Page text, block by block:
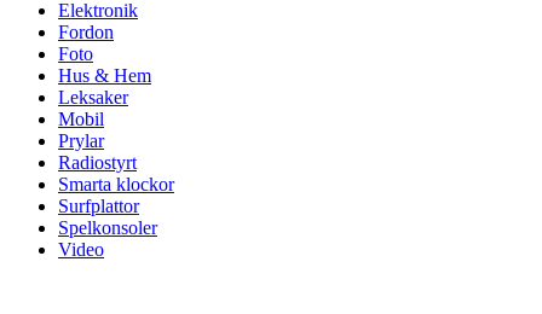
Elektronik
Fordon
Foto
Hus & Hem
Leksaker
Mobil
Prylar
Radiostyrt
Smarta klockor
Surfplattor
Spelkonsoler
Video